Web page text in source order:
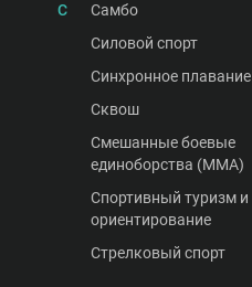
С Самбо
Силовой спорт
Синхронное плавание
Сквош
Смешанные боевые
единоборства (MMA)
Спортивный туризм и
ориентирование
Стрелковый спорт